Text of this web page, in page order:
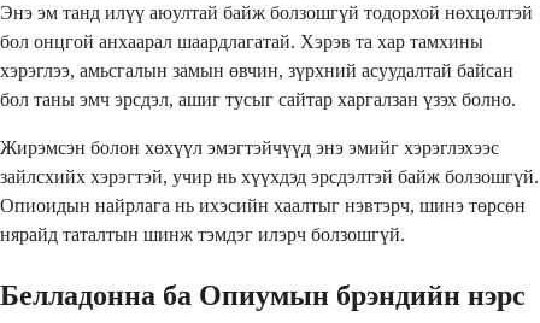
Энэ эм танд илүү аюултай байж болзошгүй тодорхой нөхцөлтэй
бол онцгой анхаарал шаардлагатай. Хэрэв та хар тамхины
хэрэглээ, амьсгалын замын өвчин, зүрхний асуудалтай байсан
бол таны эмч эрсдэл, ашиг тусыг сайтар харгалзан үзэх болно.
Жирэмсэн болон хөхүүл эмэгтэйчүүд энэ эмийг хэрэглэхээс
зайлсхийх хэрэгтэй, учир нь хүүхдэд эрсдэлтэй байж болзошгүй.
Опиоидын найрлага нь ихэсийн хаалтыг нэвтэрч, шинэ төрсөн
нярайд таталтын шинж тэмдэг илэрч болзошгүй.
Белладонна ба Опиумын брэндийн нэрс